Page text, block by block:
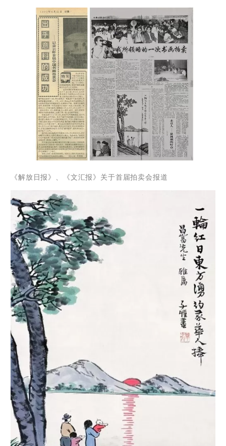
《解放日报》、《文汇报》关于首届拍卖会报道